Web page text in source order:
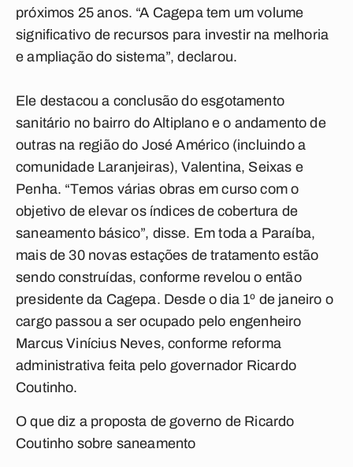
próximos 25 anos. “A Cagepa tem um volume
significativo de recursos para investir na melhoria
e ampliação do sistema”, declarou.
Ele destacou a conclusão do esgotamento
sanitário no bairro do Altiplano e o andamento de
outras na região do José Américo (incluindo a
comunidade Laranjeiras), Valentina, Seixas e
Penha. “Temos várias obras em curso com o
objetivo de elevar os índices de cobertura de
saneamento básico”, disse. Em toda a Paraíba,
mais de 30 novas estações de tratamento estão
sendo construídas, conforme revelou o então
presidente da Cagepa. Desde o dia 1º de janeiro o
cargo passou a ser ocupado pelo engenheiro
Marcus Vinícius Neves, conforme reforma
administrativa feita pelo governador Ricardo
Coutinho.
O que diz a proposta de governo de Ricardo
Coutinho sobre saneamento